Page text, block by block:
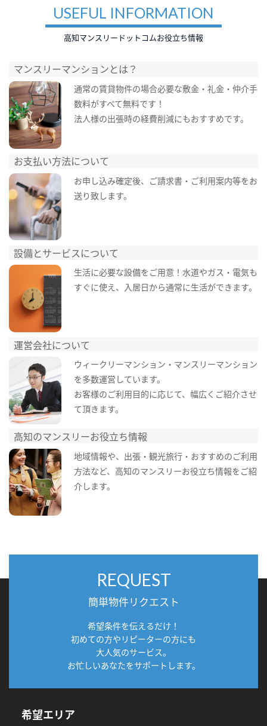
USEFUL INFORMATION
高知マンスリードットコムお役立ち情報
マンスリーマンションとは？
通常の賃貸物件の場合必要な敷金・礼金・仲介手
数料がすべて無料です！
法人様の出張時の経費削減にもおすすめです。
お支払い方法について
お申し込み確定後、ご請求書・ご利用案内等をお
送り致します。
設備とサービスについて
生活に必要な設備をご用意！水道やガス・電気も
すぐに使え、入居日から通常に生活ができます。
運営会社について
ウィークリーマンション・マンスリーマンション
を多数運営しています。
お客様のご利用目的に応じて、幅広くご紹介させ
て頂きます。
高知のマンスリーお役立ち情報
地域情報や、出張・観光旅行・おすすめのご利用
方法など、高知のマンスリーお役立ち情報をご紹
介します。
REQUEST
簡単物件リクエスト
希望条件を伝えるだけ！
初めての方やリピーターの方にも
大人気のサービス。
お忙しいあなたをサポートします。
希望エリア